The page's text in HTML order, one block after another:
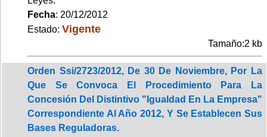
Fecha: 20/12/2012
Estado: Vigente
Tamaño:2 kb
Orden Ssi/2723/2012, De 30 De Noviembre, Por La
Que Se Convoca El Procedimiento Para La
Concesión Del Distintivo "Igualdad En La Empresa"
Correspondiente Al Año 2012, Y Se Establecen Sus
Bases Reguladoras.